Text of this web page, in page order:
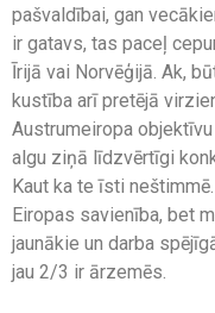
pašvaldībai, gan
ir gatavs, tas paceļ
Īrijā vai Norvēģijā. Ak,
kustība arī pretējā
Austrumeiropa
algu ziņā līdzvērtīgi
Kaut ka te īsti
Eiropas savienība, bet
jaunākie un darba
jau 2/3 ir ārzemēs.